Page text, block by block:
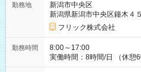
勤務地
新潟市中央区
新潟県新潟市中央区鐘木４
フリック株式会社
勤務時間
8:00～17:00
実働時間：8時間/日 （休憩60分
募集は行っておりません。